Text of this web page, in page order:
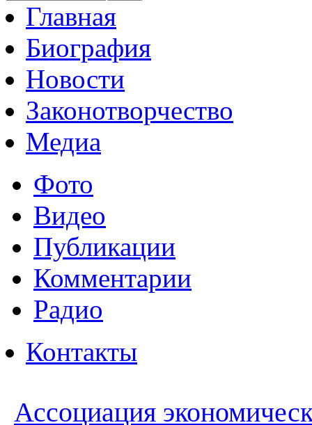
Главная
Биография
Новости
Законотворчество
Медиа
Фото
Видео
Публикации
Комментарии
Радио
Контакты
Ассоциация